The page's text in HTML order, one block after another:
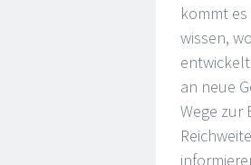
kommt
wissen,
an neue
Wege zur